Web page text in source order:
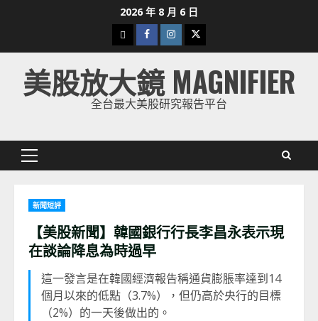
2026 年 8 月 6 日
下
載
美
股
Facebook
Instagram
Twitter
美股放大鏡 MAGNIFIER
全台最大美股研究報告平台
Primary
新聞短評
【美股新聞】韓國銀行行長李昌永表示現
在談論降息為時過早
這一發言是在韓國經濟報告稱通貨膨脹率達到14
個月以來的低點（3.7%），但仍高於央行的目標
（2%）的一天後做出的。